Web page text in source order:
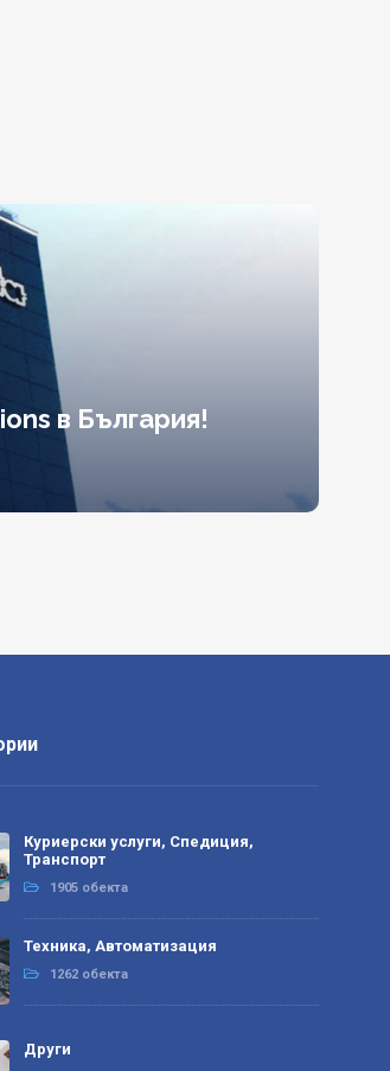
в България!
Куриерски услуги, Спедиция,
Транспорт
1905 обекта
Техника, Автоматизация
1262 обекта
Други